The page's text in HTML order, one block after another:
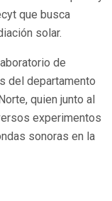
que busca
solar.
de
del departamento
quien junto al
experimentos
sonoras en la